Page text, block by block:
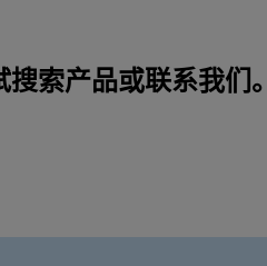
搜索产品或联系我们 。